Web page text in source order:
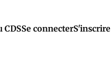
CDSSe connecterS'inscrire